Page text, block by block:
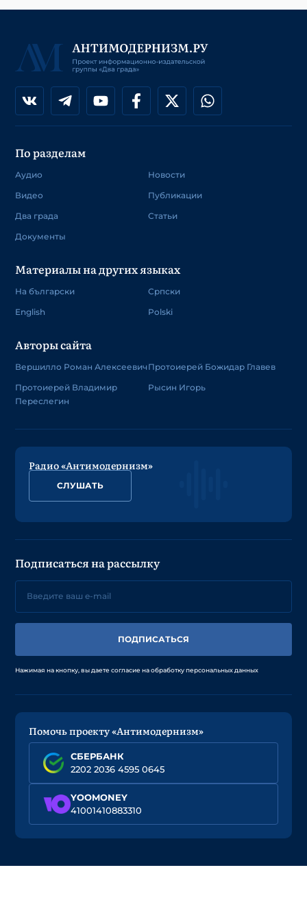
По разделам
Аудио
Видео
Два града
Документы
Новости
Публикации
Статьи
Материалы на других языках
На български
English
Српски
Polski
Авторы сайта
Вершилло Роман Алексеевич
Протоиерей Владимир
Переслегин
Протоиерей Божидар Главев
Рысин Игорь
Радио «Антимодернизм»
СЛУШАТЬ
Подписаться на рассылку
ПОДПИСАТЬСЯ
Нажимая на кнопку, вы даете согласие на обработку персональных данных
Помочь проекту «Антимодернизм»
СБЕРБАНК
2202 2036 4595 0645
YOOMONEY
41001410883310